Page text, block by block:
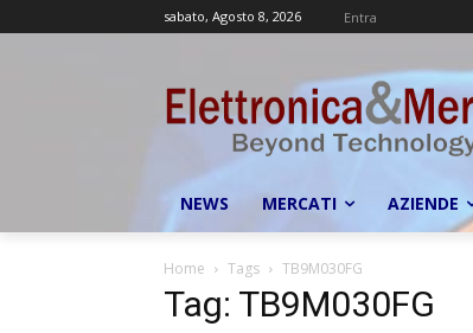
sabato, Agosto 8, 2026 Entra
NEWS MERCATI AZIENDE
Home Tags TB9M030FG
Tag: TB9M030FG